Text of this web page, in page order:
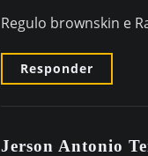
Regulo brownskin e
Responder
Jerson Antonio